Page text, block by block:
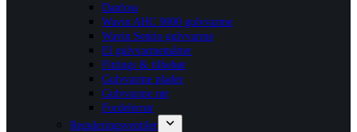
Danfoss
Wavin AHC 9000 gulvvarme
Wavin Sentio gulvvarme
El gulvvarmemåtter
Fittings & tilbehør
Gulvvarme plader
Gulvvarme rør
Fordelerrør
Reguleringsventiler